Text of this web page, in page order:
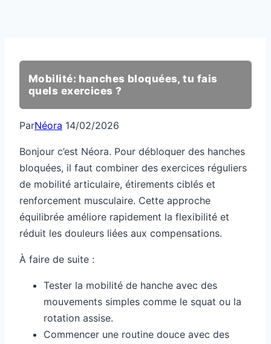
Mobilité: hanches bloquées, tu fais
quels exercices ?
ParNéora 14/02/2026
Bonjour c’est Néora. Pour débloquer des hanches
bloquées, il faut combiner des exercices réguliers
de mobilité articulaire, étirements ciblés et
renforcement musculaire. Cette approche
équilibrée améliore rapidement la flexibilité et
réduit les douleurs liées aux compensations.
À faire de suite :
Tester la mobilité de hanche avec des
mouvements simples comme le squat ou la
rotation assise.
Commencer une routine douce avec des